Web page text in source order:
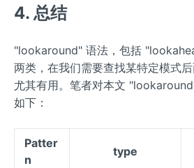
4. 总结
"lookaround" 语法，包括
两类，在我们需要查找某特定模式
尤其有用。笔者对本文
如下：
Patter
n
type